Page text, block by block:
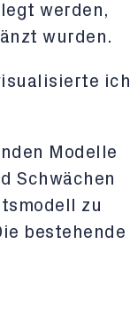
werden,
wurden.
ich
Modelle
Schwächen
zu
bestehende